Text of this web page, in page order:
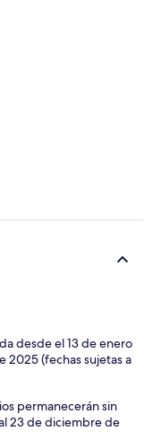
desde el 13 de enero
2025 (fechas sujetas a
permanecerán sin
23 de diciembre de